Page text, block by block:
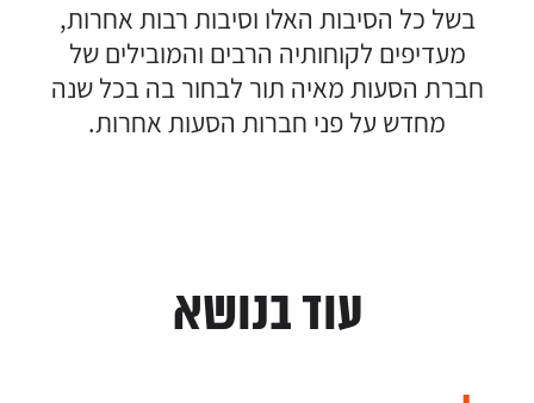
בשל כל הסיבות האלו וסיבות רבות אחרות,
מעדיפים לקוחותיה הרבים והמובילים של
חברת הסעות מאיה תור לבחור בה בכל שנה
מחדש על פני חברות הסעות אחרות.
עוד בנושא